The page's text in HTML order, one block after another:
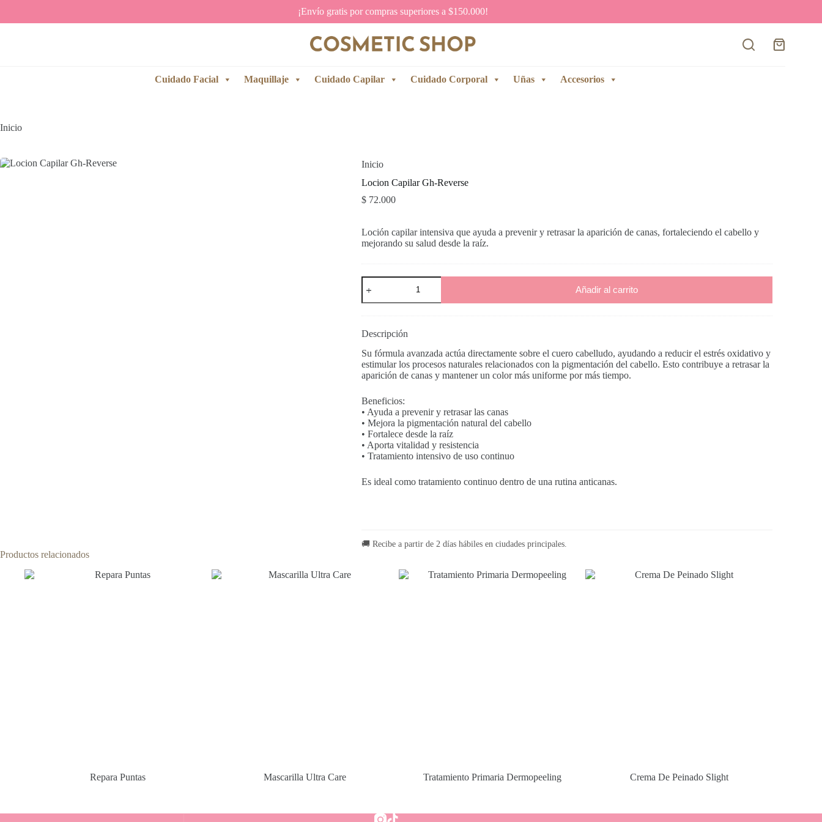
contenido
¡Envío gratis por compras superiores a $150.000!
Carro
Cuidado Facial
Maquillaje Cuidado Capilar Cuidado Corporal Uñas Accesorios
Inicio
Inicio
Locion Capilar Gh-Reverse
$72.000
Loción capilar intensiva que ayuda a prevenir y retrasar la aparición de canas, fortaleciendo el cabello y
mejorando su salud desde la raíz.
Locion
Capilar
Gh-
Añadir al carrito
Descripción
Su fórmula avanzada actúa directamente sobre el cuero cabelludo, ayudando a reducir el estrés oxidativo y
estimular los procesos naturales relacionados con la pigmentación del cabello. Esto contribuye a retrasar la
aparición de canas y mantener un color más uniforme por más tiempo.
Beneficios:
• Ayuda a prevenir y retrasar las canas
• Mejora la pigmentación natural del cabello
• Fortalece desde la raíz
• Aporta vitalidad y resistencia
• Tratamiento intensivo de uso continuo
Es ideal como tratamiento continuo dentro de una rutina anticanas.
🚚 Recibe a partir de 2 días hábiles en ciudades principales.
Productos relacionados
Repara Puntas Mascarilla Ultra Care Tratamiento Primaria Dermopeeling Crema De Peinado Slight